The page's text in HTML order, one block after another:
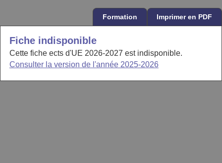
Formation Imprimer en PDF
Fiche indisponible
Cette fiche ects d'UE 2026-2027 est indisponible.
Consulter la version de l'année 2025-2026